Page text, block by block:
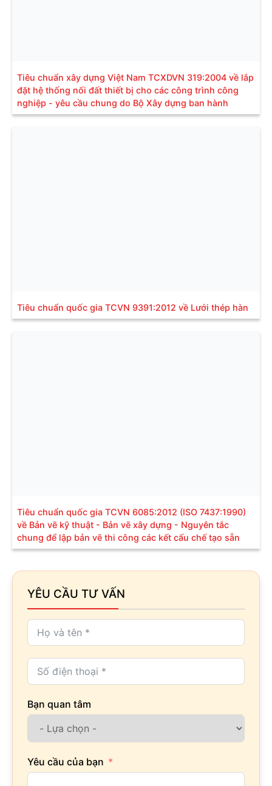
Tiêu chuẩn xây dựng Việt Nam TCXDVN 319:2004 về lắp
đặt hệ thống nối đất thiết bị cho các công trình công
nghiệp - yêu cầu chung do Bộ Xây dựng ban hành
Tiêu chuẩn quốc gia TCVN 9391:2012 về Lưới thép hàn
Tiêu chuẩn quốc gia TCVN 6085:2012 (ISO 7437:1990)
về Bản vẽ kỹ thuật - Bản vẽ xây dựng - Nguyên tắc
chung để lập bản vẽ thi công các kết cấu chế tạo sẵn
YÊU CẦU TƯ VẤN
Bạn quan tâm
Yêu cầu của bạn